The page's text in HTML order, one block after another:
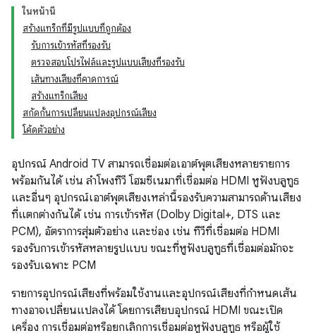
ในหน้านี้
สร้างแทร็กที่มีรูปแบบที่ถูกต้อง
รับการเข้ารหัสที่รองรับ
ตรวจสอบโปรไฟล์และรูปแบบเสียงที่รองรับ
เส้นทางเสียงที่คาดการณ์
สร้างแทร็กเสียง
สกัดกั้นการเปลี่ยนแปลงอุปกรณ์เสียง
โค้ดตัวอย่าง
อุปกรณ์ Android TV สามารถเชื่อมต่อเอาต์พุตเสียงหลายรายการ
พร้อมกันได้ เช่น ลำโพงทีวี โฮมซีเนมาที่เชื่อมต่อ HDMI หูฟังบลูทูธ
และอื่นๆ อุปกรณ์เอาต์พุตเสียงเหล่านี้รองรับความสามารถด้านเสียง
ที่แตกต่างกันได้ เช่น การเข้ารหัส (Dolby Digital+, DTS และ
PCM), อัตราการสุ่มตัวอย่าง และช่อง เช่น ทีวีที่เชื่อมต่อ HDMI
รองรับการเข้ารหัสหลายรูปแบบ ขณะที่หูฟังบลูทูธที่เชื่อมต่อมักจะ
รองรับเฉพาะ PCM
รายการอุปกรณ์เสียงที่พร้อมใช้งานและอุปกรณ์เสียงที่กำหนดเส้น
ทางอาจเปลี่ยนแปลงได้ โดยการเสียบอุปกรณ์ HDMI ขณะเปิด
เครื่อง การเชื่อมต่อหรือยกเลิกการเชื่อมต่อหูฟังบลูทูธ หรือผู้ใช้